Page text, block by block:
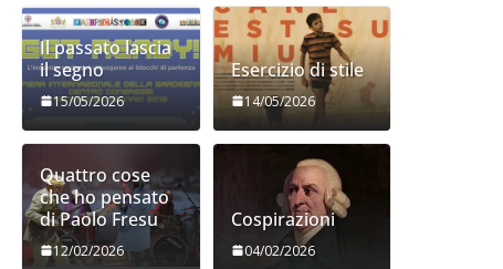
Il passato lascia
il segno
15/05/2026
Esercizio di stile
14/05/2026
Quattro cose
che ho pensato
di Paolo Fresu
12/02/2026
Cospirazioni
04/02/2026